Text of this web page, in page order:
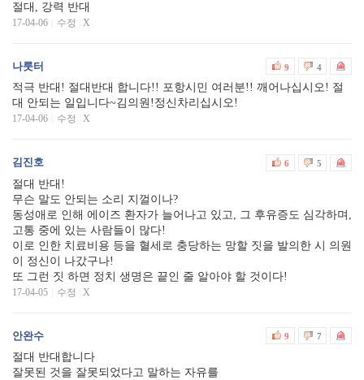
절대, 강력 반대
17-04-06 수정 X
나룻터 9 4
적극 반대! 절대반대 합니다!! 포항시민 여러분!! 깨어나십시오! 절
대 안되는 일입니다~김의원!정신차리십시오!
17-04-06 수정 X
김진호 6 5
절대 반대!
무슨 말도 안되는 소리 지껄이나?
동성애로 인해 에이즈 환자가 늘어나고 있고, 그 후유증도 심각하며,
고통 중에 있는 사람들이 많다!
이로 인한 치료비용 등을 혈세로 충당하는 망할 짓을 발의한 시 의원
이 정신이 나갔구나!
또 그런 짓 하면 정치 생명은 끝인 줄 알아야 할 것이다!
17-04-05 수정 X
안완수 9 7
절대 반대합니다
잘못된 것을 잘못되었다고 말하는 자유를